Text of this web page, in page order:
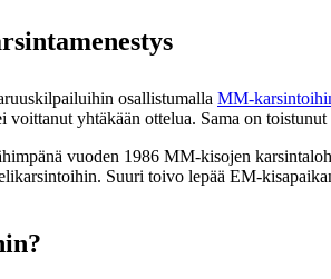
osallistumalla MM-
yhtäkään ottelua. Sama on
vuoden 1986 MM-kisojen
Suuri toivo lepää EM-